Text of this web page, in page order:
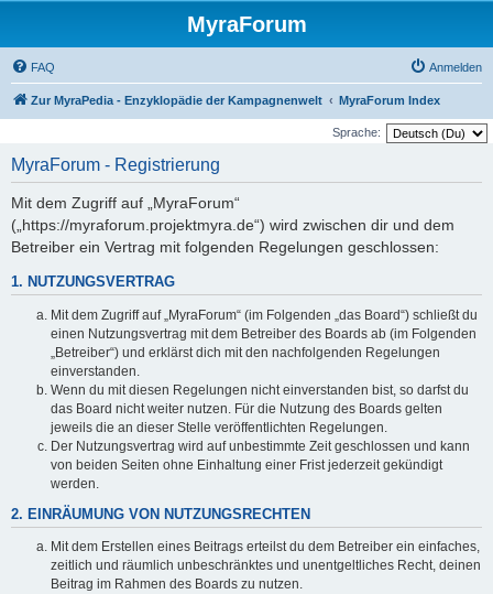
MyraForum
FAQ Anmelden
Zur MyraPedia - Enzyklopädie der Kampagnenwelt MyraForum Index
Sprache:
MyraForum - Registrierung
Mit dem Zugriff auf „MyraForum“
(„https://myraforum.projektmyra.de“) wird zwischen dir und dem
Betreiber ein Vertrag mit folgenden Regelungen geschlossen:
1. NUTZUNGSVERTRAG
Mit dem Zugriff auf „MyraForum“ (im Folgenden „das Board“) schließt du
einen Nutzungsvertrag mit dem Betreiber des Boards ab (im Folgenden
„Betreiber“) und erklärst dich mit den nachfolgenden Regelungen
einverstanden.
Wenn du mit diesen Regelungen nicht einverstanden bist, so darfst du
das Board nicht weiter nutzen. Für die Nutzung des Boards gelten
jeweils die an dieser Stelle veröffentlichten Regelungen.
Der Nutzungsvertrag wird auf unbestimmte Zeit geschlossen und kann
von beiden Seiten ohne Einhaltung einer Frist jederzeit gekündigt
werden.
2. EINRÄUMUNG VON NUTZUNGSRECHTEN
Mit dem Erstellen eines Beitrags erteilst du dem Betreiber ein einfaches,
zeitlich und räumlich unbeschränktes und unentgeltliches Recht, deinen
Beitrag im Rahmen des Boards zu nutzen.